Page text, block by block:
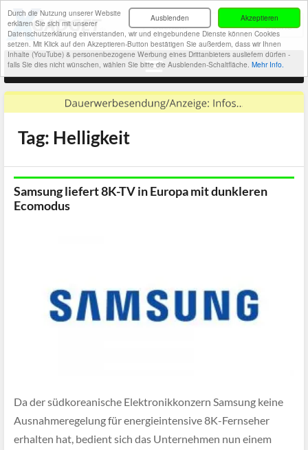
Akzeptieren
Ausblenden
Durch die Nutzung unserer Website
erklären Sie sich mit unserer
Datenschutzerklärung einverstanden, wir und eingebundene Dienste können Cookies
setzen. Mit Klick auf den Akzeptieren-Button bestätigen Sie außerdem, dass wir Ihnen
Inhalte (YouTube) & personenbezogene Werbung eines Drittanbieters ausliefern dürfen -
falls Sie dies nicht wünschen, wählen Sie bitte die Ausblenden-Schaltfläche. Mehr Info.
Tag: Helligkeit
Samsung liefert 8K-TV in Europa mit dunkleren
Ecomodus
Da der südkoreanische Elektronikkonzern Samsung keine
Ausnahmeregelung für energieintensive 8K-Fernseher
erhalten hat, bedient sich das Unternehmen nun einem